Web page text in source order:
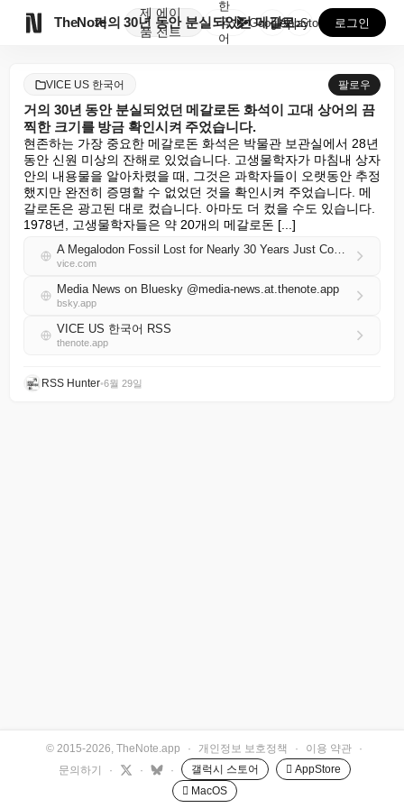
TheNote
제
품
에이
전트
거의 30년 동안 분실되었던 메갈로돈 화석이 고대 상어...
한
국
어
GooglePlay
AppStore 로그인
VICE US 한국어 팔로우
거의 30년 동안 분실되었던 메갈로돈 화석이 고대 상어의 끔
찍한 크기를 방금 확인시켜 주었습니다.
현존하는 가장 중요한 메갈로돈 화석은 박물관 보관실에서 28년
동안 신원 미상의 잔해로 있었습니다. 고생물학자가 마침내 상자
안의 내용물을 알아차렸을 때, 그것은 과학자들이 오랫동안 추정
했지만 완전히 증명할 수 없었던 것을 확인시켜 주었습니다. 메
갈로돈은 광고된 대로 컸습니다. 아마도 더 컸을 수도 있습니다.
1978년, 고생물학자들은 약 20개의 메갈로돈 [...]
A Megalodon Fossil Lost for Nearly 30 Years Just Confirmed the Ancient Shark’s Terrifying Size
vice.com
Media News on Bluesky @media-news.at.thenote.app
bsky.app
VICE US 한국어 RSS
thenote.app
RSS Hunter•6월 29일
© 2015-2026, TheNote.app · 개인정보 보호정책 · 이용 약관
·
문의하기
· · · 갤럭시 스토어
 AppStore
 MacOS